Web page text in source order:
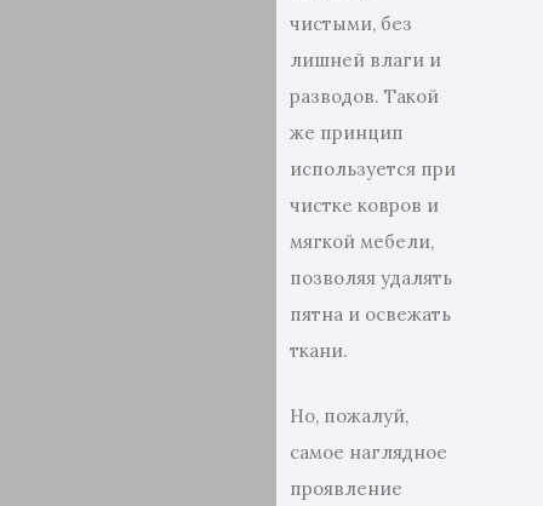
чистыми, без
лишней влаги и
разводов. Такой
же принцип
используется при
чистке ковров и
мягкой мебели,
позволяя удалять
пятна и освежать
ткани.
Но, пожалуй,
самое наглядное
проявление